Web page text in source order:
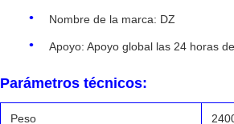
Nombre de la marca: DZ
Apoyo: Apoyo global las 24 horas
Parámetros técnicos:
Peso